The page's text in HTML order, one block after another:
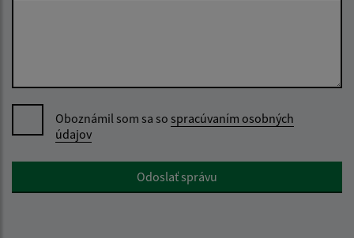
Oboznámil som sa so spracúvaním osobných
údajov
Google reCaptcha ResponseOdoslať správu